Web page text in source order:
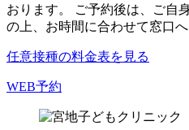
おります。 ご予約後は、ご自
の上、お時間に合わせて窓口へ
任意接種の料金表を見る
WEB予約